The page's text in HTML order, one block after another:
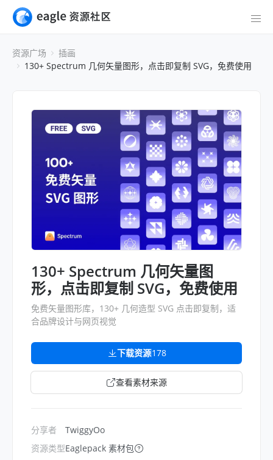
资源广场
插画
130+ Spectrum 几何矢量图形，点击即复制 SVG，免费使用
130+ Spectrum 几何矢量图
形，点击即复制 SVG，免费使用
免费矢量图形库，130+ 几何造型 SVG 点击即复制，适
合品牌设计与网页视觉
下载资源178
查看素材来源
分享者
资源类型
TwiggyOo
Eaglepack 素材包